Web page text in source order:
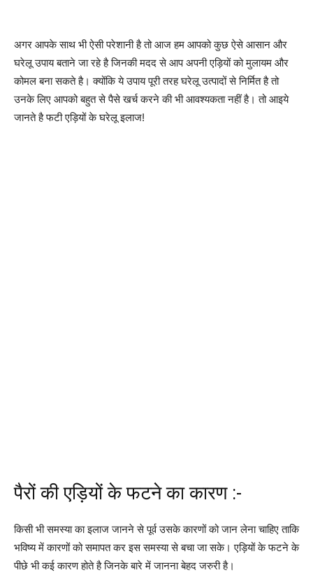
अगर आपके साथ भी ऐसी परेशानी है तो आज हम आपको कुछ ऐसे आसान और
घरेलू उपाय बताने जा रहे है जिनकी मदद से आप अपनी एड़ियों को मुलायम और
कोमल बना सकते है। क्योंकि ये उपाय पूरी तरह घरेलू उत्पादों से निर्मित है तो
उनके लिए आपको बहुत से पैसे खर्च करने की भी आवश्यकता नहीं है। तो आइये
जानते है फटी एड़ियों के घरेलू इलाज!
पैरों की एड़ियों के फटने का कारण :-
किसी भी समस्या का इलाज जानने से पूर्व उसके कारणों को जान लेना चाहिए ताकि
भविष्य में कारणों को समापत कर इस समस्या से बचा जा सके। एड़ियों के फटने के
पीछे भी कई कारण होते है जिनके बारे में जानना बेहद जरुरी है।